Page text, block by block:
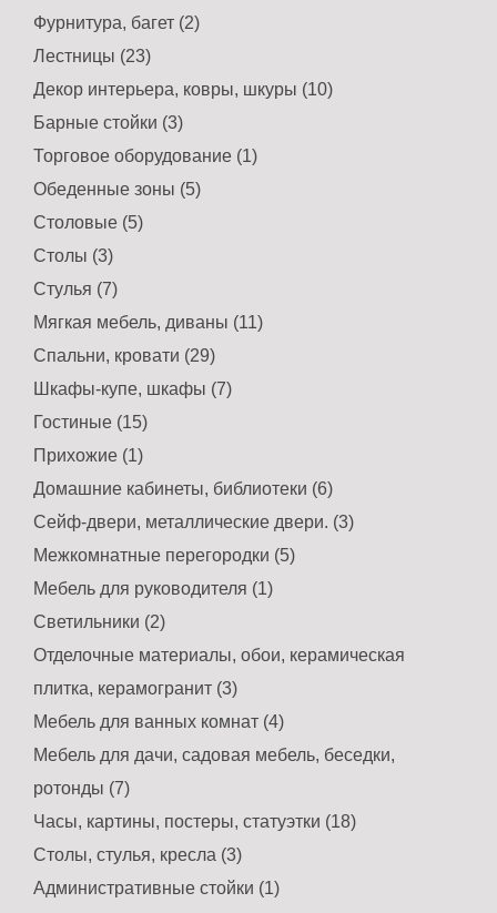
Фурнитура, багет (2)
Лестницы (23)
Декор интерьера, ковры, шкуры (10)
Барные стойки (3)
Торговое оборудование (1)
Обеденные зоны (5)
Столовые (5)
Столы (3)
Стулья (7)
Мягкая мебель, диваны (11)
Спальни, кровати (29)
Шкафы-купе, шкафы (7)
Гостиные (15)
Прихожие (1)
Домашние кабинеты, библиотеки (6)
Сейф-двери, металлические двери. (3)
Межкомнатные перегородки (5)
Мебель для руководителя (1)
Светильники (2)
Отделочные материалы, обои, керамическая
плитка, керамогранит (3)
Мебель для ванных комнат (4)
Мебель для дачи, садовая мебель, беседки,
ротонды (7)
Часы, картины, постеры, статуэтки (18)
Столы, стулья, кресла (3)
Административные стойки (1)